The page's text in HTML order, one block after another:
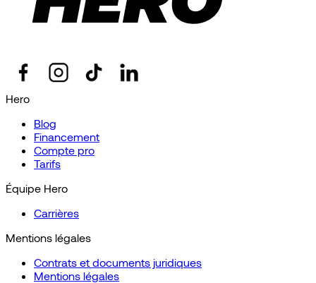
Hero
Blog
Financement
Compte pro
Tarifs
Équipe Hero
Carrières
Mentions légales
Contrats et documents juridiques
Mentions légales